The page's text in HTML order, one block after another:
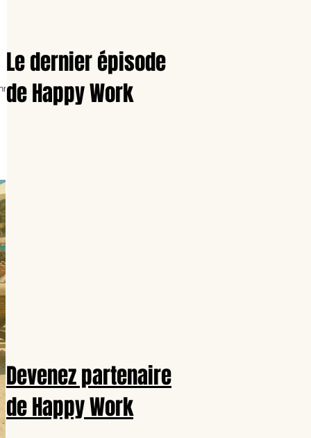
Le dernier épisode
de Happy Work
Devenez partenaire
de Happy Work